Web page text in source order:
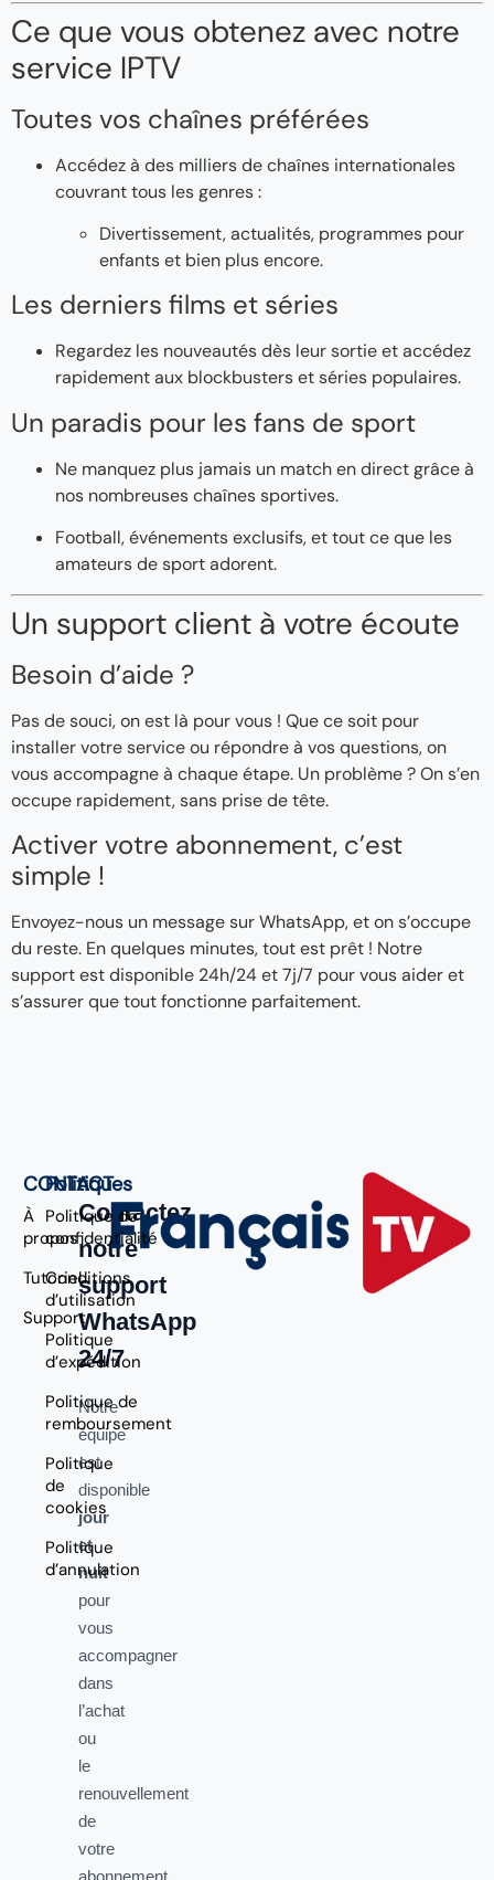
Ce que vous obtenez avec notre
service IPTV
Toutes vos chaînes préférées
Accédez à des milliers de chaînes internationales
couvrant tous les genres :
Divertissement, actualités, programmes pour
enfants et bien plus encore.
Les derniers films et séries
Regardez les nouveautés dès leur sortie et accédez
rapidement aux blockbusters et séries populaires.
Un paradis pour les fans de sport
Ne manquez plus jamais un match en direct grâce à
nos nombreuses chaînes sportives.
Football, événements exclusifs, et tout ce que les
amateurs de sport adorent.
Un support client à votre écoute
Besoin d’aide ?
Pas de souci, on est là pour vous ! Que ce soit pour
installer votre service ou répondre à vos questions, on
vous accompagne à chaque étape. Un problème ? On s’en
occupe rapidement, sans prise de tête.
Activer votre abonnement, c’est
simple !
Envoyez-nous un message sur WhatsApp, et on s’occupe
du reste. En quelques minutes, tout est prêt ! Notre
support est disponible 24h/24 et 7j/7 pour vous aider et
s’assurer que tout fonctionne parfaitement.
CONTACT
À
propos
Tutoriel
Support
Politiques
Politique de
confidentialité
Conditions
d’utilisation
Politique
d’expédition
Politique de
remboursement
Politique
de
cookies
Politique
d’annulation
Contactez
notre
support
WhatsApp
24/7
Notre
équipe
est
disponible
jour
et
nuit
pour
vous
accompagner
dans
l’achat
ou
le
renouvellement
de
votre
abonnement